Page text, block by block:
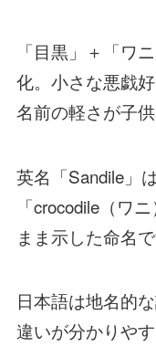
「目黒」＋「ワ
化。小さな悪戯
名前の軽さが子
英名「Sandile」
「crocodile（ワ
まま示した命名で
日本語は地名的
違いが分かりやす